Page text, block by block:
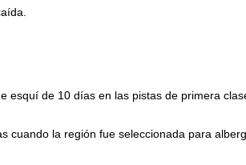
esquí de 10 días en las pistas de primera
cuando la región fue seleccionada para